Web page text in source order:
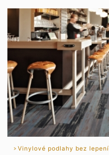
Vinylové podlahy bez lepení